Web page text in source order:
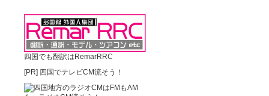
四国でも翻訳はRemarRRC
[PR] 四国でテレビCM流そう！